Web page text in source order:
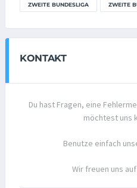
ZWEITE BUNDESLIGA ZWEITE
KONTAKT
Du hast Fragen, eine
möchtest uns
Benutze einfach
Wir freuen uns